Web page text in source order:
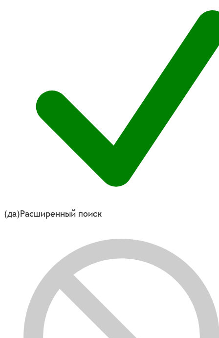
(да)Расширенный поиск